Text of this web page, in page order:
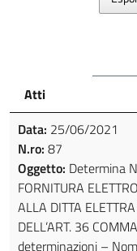
Atti
Data: 25/06/2021
N.ro: 87
Oggetto: Determina
FORNITURA
ALLA DITTA
DELL’ART. 36
determinazioni –